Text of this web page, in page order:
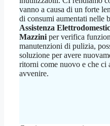
vanno a causa di un forte
di consumi aumentati nelle
Assistenza
Mazzini per verifica
manutenzioni di pulizia,
soluzione per avere
ritorni come nuovo e che ci
avvenire.